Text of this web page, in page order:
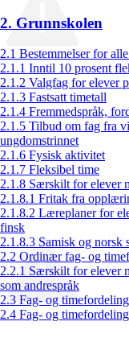
2. Grunnskolen
2.1 Bestemmelser for
2.1.1 Inntil 10 prosent
2.1.2 Valgfag for elever
2.1.3 Fastsatt timetall
2.1.4 Fremmedspråk,
2.1.5 Tilbud om fag fra
ungdomstrinnet
2.1.6 Fysisk aktivitet
2.1.7 Fleksibel time
2.1.8 Særskilt for elever
2.1.8.1 Fritak fra
2.1.8.2 Læreplaner for
finsk
2.1.8.3 Samisk og norsk
2.2 Ordinær fag- og
2.2.1 Særskilt for elever
som andrespråk
2.3 Fag- og
2.4 Fag- og